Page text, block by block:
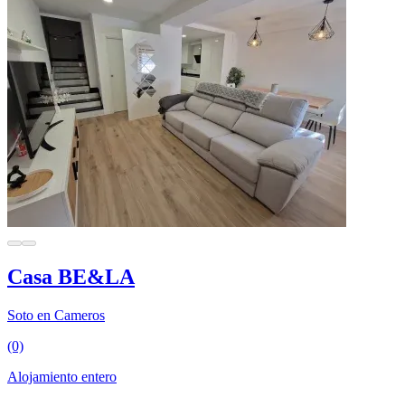
Casa BE&LA
Soto en Cameros
(0)
Alojamiento entero